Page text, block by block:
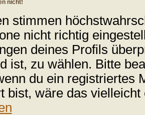
nicht!
stimmen
nicht richtig
deines Profils
ist, zu wählen. Bitte
du ein registriertes
bist, wäre das